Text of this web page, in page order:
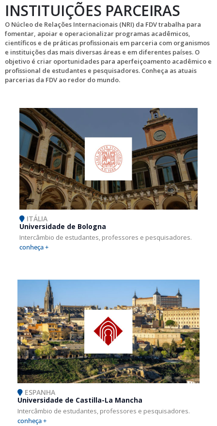
INSTITUIÇÕES PARCEIRAS
O Núcleo de Relações Internacionais (NRI) da FDV trabalha para
fomentar, apoiar e operacionalizar programas acadêmicos,
científicos e de práticas profissionais em parceria com organismos
e instituições das mais diversas áreas e em diferentes países. O
objetivo é criar oportunidades para aperfeiçoamento acadêmico e
profissional de estudantes e pesquisadores. Conheça as atuais
parcerias da FDV ao redor do mundo.
ITÁLIA
Universidade de Bologna
Intercâmbio de estudantes, professores e pesquisadores.
conheça +
ESPANHA
Universidade de Castilla-La Mancha
Intercâmbio de estudantes, professores e pesquisadores.
conheça +